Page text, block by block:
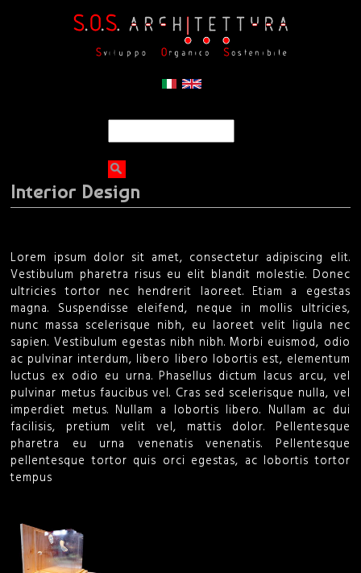
S
e
a
c
h
f
o
m
e
a
r
c
h
Interior Design
Lorem ipsum dolor sit amet, consectetur adipiscing elit.
Vestibulum pharetra risus eu elit blandit molestie. Donec
ultricies tortor nec hendrerit laoreet. Etiam a egestas
magna. Suspendisse eleifend, neque in mollis ultricies,
nunc massa scelerisque nibh, eu laoreet velit ligula nec
sapien. Vestibulum egestas nibh nibh. Morbi euismod, odio
ac pulvinar interdum, libero libero lobortis est, elementum
luctus ex odio eu urna. Phasellus dictum lacus arcu, vel
pulvinar metus faucibus vel. Cras sed scelerisque nulla, vel
imperdiet metus. Nullam a lobortis libero. Nullam ac dui
facilisis, pretium velit vel, mattis dolor. Pellentesque
pharetra eu urna venenatis venenatis. Pellentesque
pellentesque tortor quis orci egestas, ac lobortis tortor
tempus